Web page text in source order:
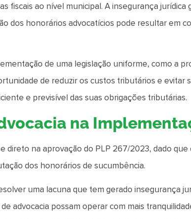
fiscais ao nível municipal. A insegurança jurídica
dos honorários advocatícios pode resultar em
de uma legislação uniforme, como a
de reduzir os custos tributários e evitar
e previsível das suas obrigações tributárias.
na
direto na aprovação do PLP 267/2023, dado
dos honorários de sucumbência.
uma lacuna que tem gerado insegurança
advocacia possam operar com mais